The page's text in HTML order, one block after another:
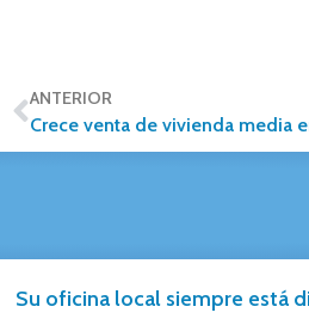
ANTERIOR
Crece venta de vivienda media
Su oficina local siempre está